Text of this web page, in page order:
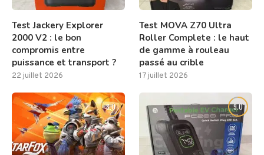
Test Jackery Explorer
2000 V2 : le bon
compromis entre
puissance et transport ?
22 juillet 2026
Test MOVA Z70 Ultra
Roller Complete : le haut
de gamme à rouleau
passé au crible
17 juillet 2026
8.0 9.0